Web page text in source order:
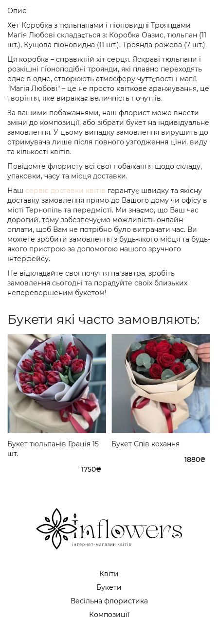
Опис:
Хет Коробка з тюльпанами і піоновидні Трояндами
Магія Любові складається з: Коробка Оазис, тюльпан (11
шт.), Кущова піоновидна (11 шт.), Троянда рожева (7 шт.).
Ця коробка – справжній хіт серця. Яскраві тюльпани і
розкішні піоноподібні троянди, які плавно переходять
одне в одне, створюють атмосферу чуттєвості і магії.
"Магія Любові" – це не просто квіткове аранжування, це
творіння, яке виражає величність почуттів.
За вашими побажаннями, наш флорист може внести
зміни до композиції, або зібрати букет на індивідуальне
замовлення. У цьому випадку замовлення вирушить до
отримувача лише після повного узгодження ціни, виду
та кількості квітів.
Повідомте флористу всі свої побажання щодо складу,
упаковки, часу та місця доставки.
Наш сервіс доставки квітів гарантує швидку та якісну
доставку замовлення прямо до Вашого дому чи офісу в
місті Тернопіль та передмісті. Ми знаємо, що Ваш час
дорогий, тому забезпечуємо можливість онлайн-
оплати, щоб Вам не потрібно було витрачати час. Ви
можете зробити замовлення з будь-якого місця та будь-
якого пристрою за допомогою нашого зручного
інтерфейсу.
Не відкладайте свої почуття на завтра, зробіть
замовлення сьогодні та порадуйте своїх близьких
неперевершеним букетом!
Букети які часто замовляють:
Букет тюльпанів Грація 15
шт.
1750₴
Букет Спів кохання
1880₴
Квіти
Букети
Весільна флористика
Композиції